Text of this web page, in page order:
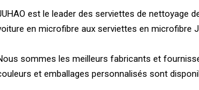
est le leader des serviettes de nettoyage
en microfibre aux serviettes en microfibre
sommes les meilleurs fabricants et
et emballages personnalisés sont